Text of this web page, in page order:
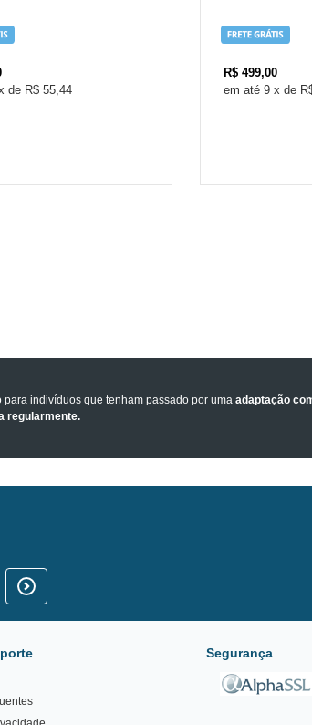
de R$ 55,44
R$ 499,00
9 x de
indivíduos que tenham passado por uma adaptação
regularmente.
Segurança